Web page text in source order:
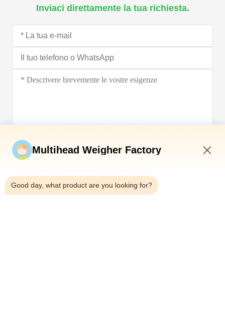
Inviaci direttamente la tua richiesta.
Multihead Weigher Factory
Good day, what product are you looking for?